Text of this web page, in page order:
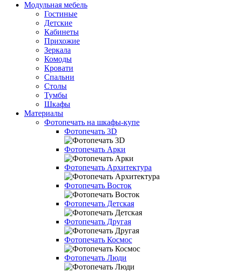
Модульная мебель
Гостиные
Детские
Кабинеты
Прихожие
Зеркала
Комоды
Кровати
Спальни
Столы
Тумбы
Шкафы
Материалы
Фотопечать на шкафы-купе
Фотопечать 3D
Фотопечать Арки
Фотопечать Архитектура
Фотопечать Восток
Фотопечать Детская
Фотопечать Другая
Фотопечать Космос
Фотопечать Люди